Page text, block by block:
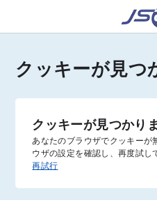
クッキーが見つ
クッキーが見つかり
あなたのブラウザでクッキーが
ウザの設定を確認し、再度試し
再試行